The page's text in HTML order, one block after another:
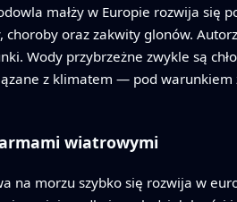
małży w Europie rozwija się
choroby oraz zakwity glonów.
Wody przybrzeżne zwykle są
z klimatem — pod
wiatrowymi
na morzu szybko się rozwija w